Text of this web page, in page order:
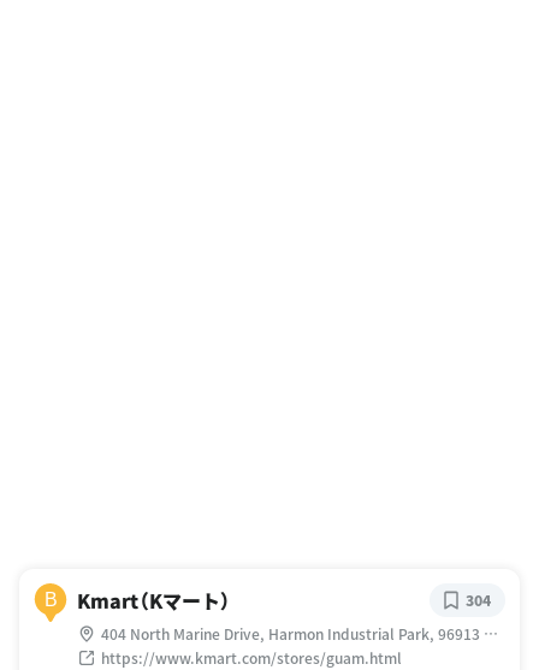
B Kmart（Kマート）
404 North Marine Drive, Harmon Industrial Park, 96913 グ
アム
https://www.kmart.com/stores/guam.html
304